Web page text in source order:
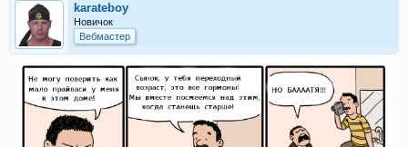
karateboy
Новичок
Вебмастер